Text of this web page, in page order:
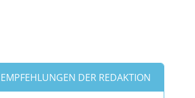
EMPFEHLUNGEN DER REDAKTION